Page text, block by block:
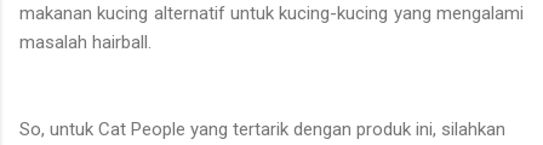
makanan kucing alternatif untuk kucing-kucing yang mengalami
masalah hairball.
So, untuk Cat People yang tertarik dengan produk ini, silahkan